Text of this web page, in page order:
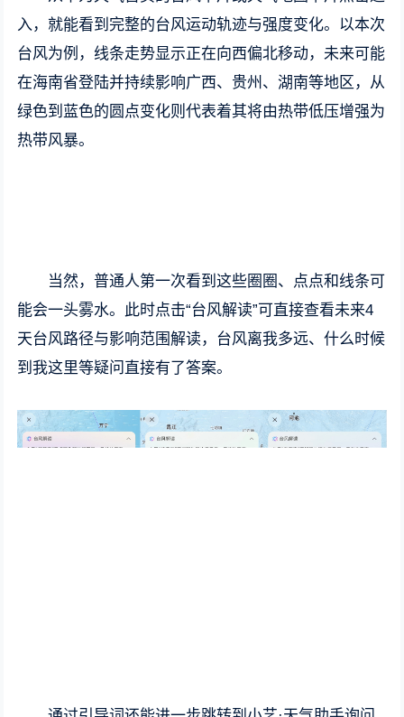
入，就能看到完整的台风运动轨迹与强度变化。以本次
台风为例，线条走势显示正在向西偏北移动，未来可能
在海南省登陆并持续影响广西、贵州、湖南等地区，从
绿色到蓝色的圆点变化则代表着其将由热带低压增强为
热带风暴。
当然，普通人第一次看到这些圈圈、点点和线条可
能会一头雾水。此时点击“台风解读”可直接查看未来4
天台风路径与影响范围解读，台风离我多远、什么时候
到我这里等疑问直接有了答案。